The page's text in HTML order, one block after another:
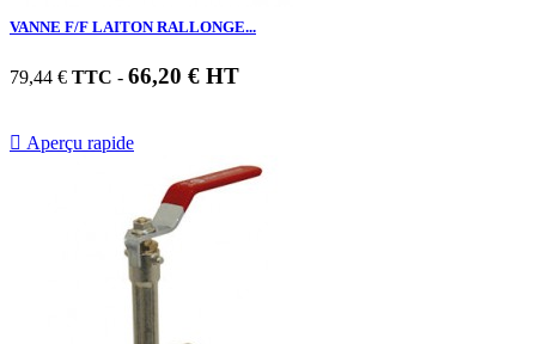
VANNE F/F LAITON RALLONGE...
79,44 € TTC - 66,20 € HT
 Aperçu rapide